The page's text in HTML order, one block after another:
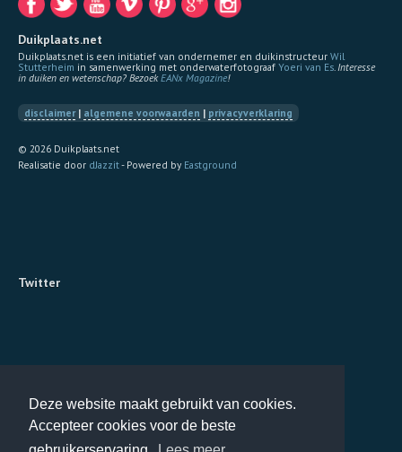
Deze website maakt gebruikt van cookies.
Accepteer cookies voor de beste
Duikplaats.net
Duikplaats.net is een initiatief van ondernemer en duikinstructeur Wil
Stutterheim in samenwerking met onderwaterfotograaf Yoeri van Es Interesse
in duiken en wetenschap? BezoekEANx Magazine!
disclaimer| algemene voorwaarden | privacyverklaring
© 2026 Duikplaats.net
Realisatie door dJazzit- Powered by Eastground
Twitter